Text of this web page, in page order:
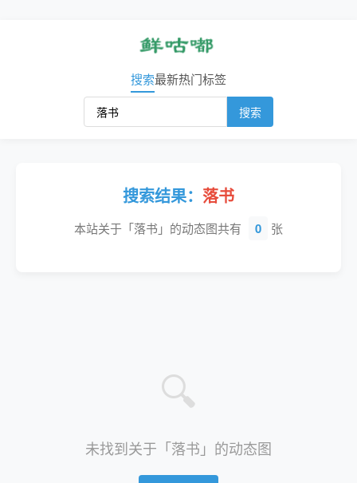
搜索最新热门标签
搜索
搜索结果： 落书
本站关于「落书」的动态图共有 0 张
🔍
未找到关于「落书」的动态图